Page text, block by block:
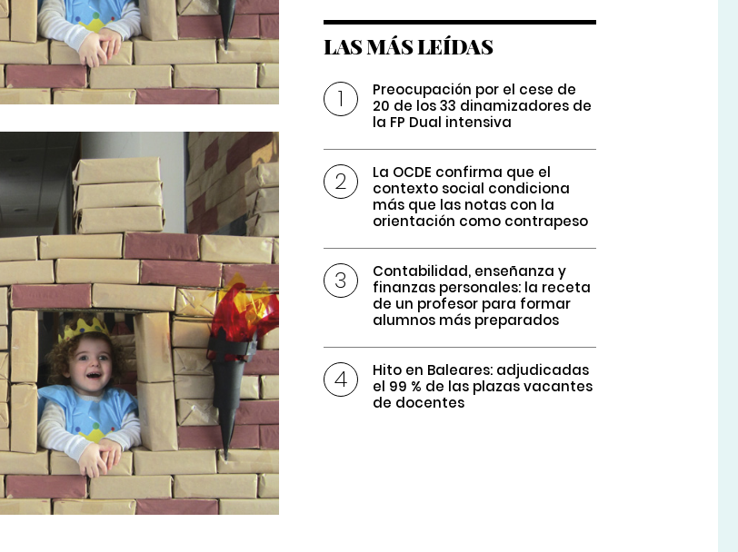
LAS MÁS LEÍDAS
Preocupación por el cese de
20 de los 33 dinamizadores de
la FP Dual intensiva
La OCDE confirma que el
contexto social condiciona
más que las notas con la
orientación como contrapeso
Contabilidad, enseñanza y
finanzas personales: la receta
de un profesor para formar
alumnos más preparados
Hito en Baleares: adjudicadas
el 99 % de las plazas vacantes
de docentes